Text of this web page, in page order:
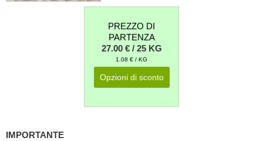
PREZZO DI
PARTENZA
27.00 € / 25 KG
1.08 € / KG
Opzioni di sconto
IMPORTANTE